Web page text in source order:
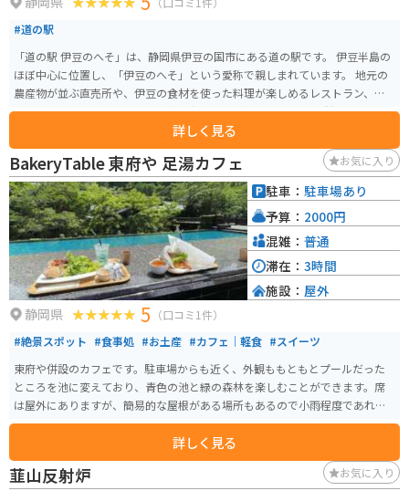
#道の駅
「道の駅 伊豆のへそ」は、静岡県伊豆の国市にある道の駅です。 伊豆半島の
ほぼ中心に位置し、「伊豆のへそ」という愛称で親しまれています。 地元の
農産物が並ぶ直売所や、伊豆の食材を使った料理が楽しめるレストラン、カ
フェなどがあります。 また、日帰り温泉施設「湯らっくす」も併設してお
り、旅の疲れを癒すことができます。 バイクで訪れる場合、道の駅には広い
駐車場が完備されているので安心です。 伊豆半島をツーリングする際の休憩
スポットとして最適です。 周辺には、世界遺産に登録された韮山反射炉や、
国の重要文化財に指定されている旧韮山代官屋敷など、歴史的な観光スポッ
トも点在しています。 伊豆半島の中心に位置しているので、観光の拠点とし
ても便利です。
詳しく見る
BakeryTable 東府や 足湯カフェ お気に入り
静岡県 5 （口コミ1件）
#絶景スポット #食事処 #お土産 #カフェ｜軽食 #スイーツ
東府や併設のカフェです。駐車場からも近く、外観ももともとプールだった
ところを池に変えており、青色の池と緑の森林を楽しむことができます。席
は屋外にありますが、簡易的な屋根がある場所もあるので小雨程度であれば
屋外で楽しむことができます。 一番のおすすめポイントは足湯があるところ
です。足湯に入りながらティータイムやランチを楽しむことができます。
詳しく見る
駐車： 駐車場あり
予算： 2000円
混雑： 普通
滞在： 3時間
施設： 屋外
韮山反射炉 お気に入り